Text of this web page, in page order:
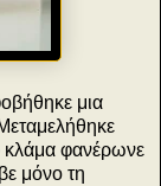
μια
κλάμα φανέρωνε
μόνο τη